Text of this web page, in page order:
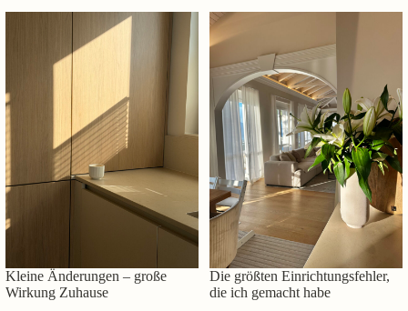
Kleine Änderungen – große
Wirkung Zuhause
Die größten Einrichtungsfehler,
die ich gemacht habe